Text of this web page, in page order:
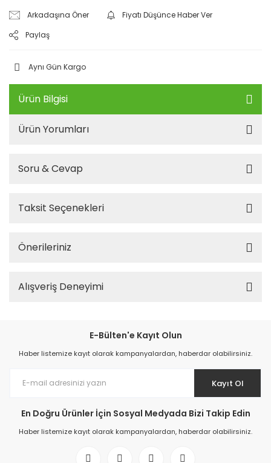
Arkadaşına Öner
Fiyatı Düşünce Haber Ver
Paylaş
Aynı Gün Kargo
Ürün Bilgisi
Ürün Yorumları
Soru & Cevap
Taksit Seçenekleri
Önerileriniz
Alışveriş Deneyimi
E-Bülten'e Kayıt Olun
Haber listemize kayıt olarak kampanyalardan, haberdar olabilirsiniz.
Kayıt Ol
En Doğru Ürünler İçin Sosyal Medyada Bizi Takip Edin
Haber listemize kayıt olarak kampanyalardan, haberdar olabilirsiniz.